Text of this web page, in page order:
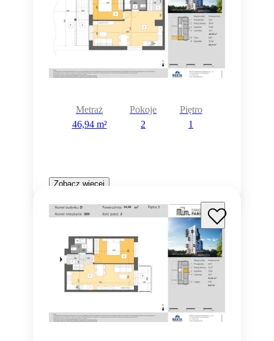
Metraż
46,94 m²
Pokoje
2
Piętro
1
Zobacz więcej